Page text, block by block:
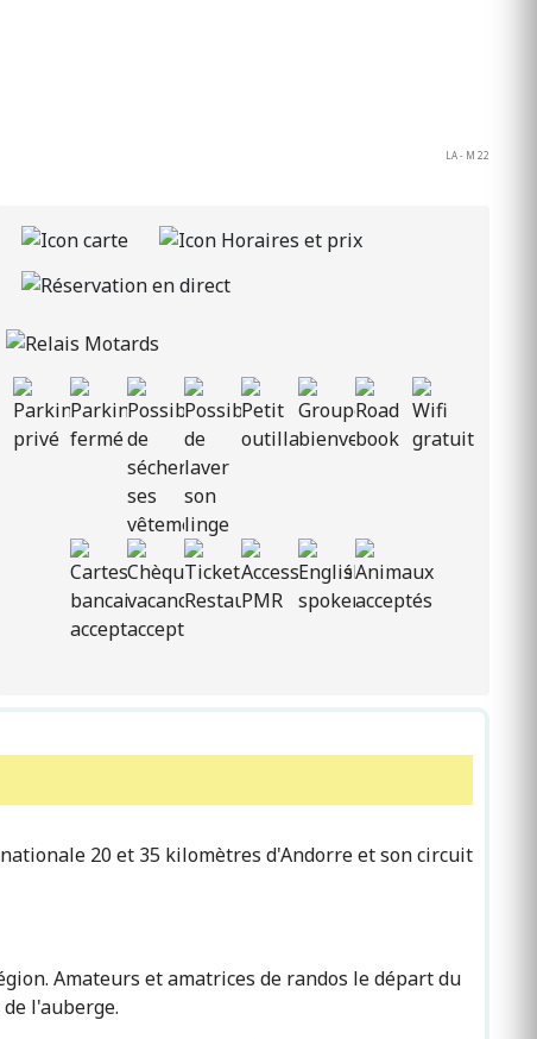
LA - M 22
20 et 35 kilomètres d'Andorre et son circuit
Amateurs et amatrices de randos le départ du
l'auberge.